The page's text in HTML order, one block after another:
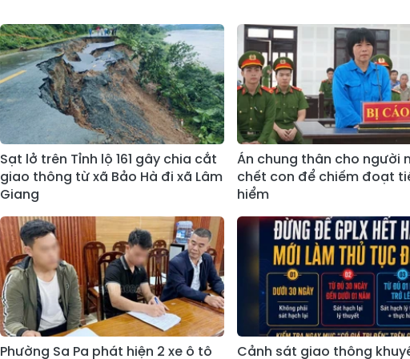
Sạt lở trên Tỉnh lộ 161 gây chia cắt
giao thông từ xã Bảo Hà đi xã Lâm
Giang
Án chung thân cho người
chết con để chiếm đoạt
hiểm
Phường Sa Pa phát hiện 2 xe ô tô Cảnh sát giao thông